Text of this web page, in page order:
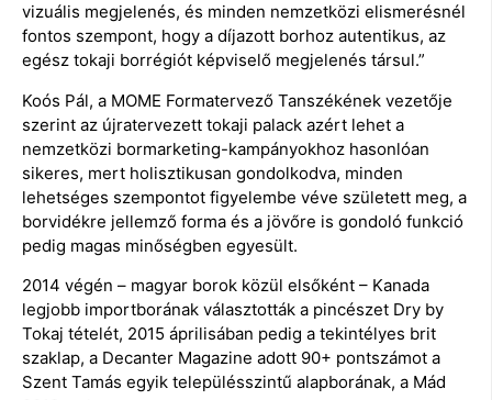
vizuális megjelenés, és minden nemzetközi elismerésnél
fontos szempont, hogy a díjazott borhoz autentikus, az
egész tokaji borrégiót képviselő megjelenés társul.”
Koós Pál, a MOME Formatervező Tanszékének vezetője
szerint az újratervezett tokaji palack azért lehet a
nemzetközi bormarketing-kampányokhoz hasonlóan
sikeres, mert holisztikusan gondolkodva, minden
lehetséges szempontot figyelembe véve született meg, a
borvidékre jellemző forma és a jövőre is gondoló funkció
pedig magas minőségben egyesült.
2014 végén – magyar borok közül elsőként – Kanada
legjobb importborának választották a pincészet Dry by
Tokaj tételét, 2015 áprilisában pedig a tekintélyes brit
szaklap, a Decanter Magazine adott 90+ pontszámot a
Szent Tamás egyik településszintű alapborának, a Mád